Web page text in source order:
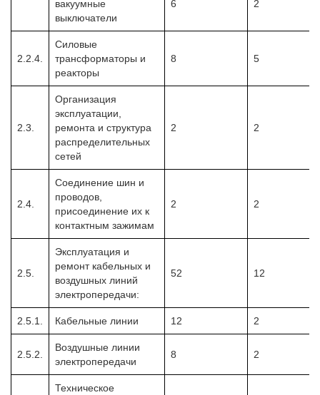
вакуумные
выключатели
6 2
2.2.4.
Силовые
трансформаторы и
реакторы
8 5
2.3.
Организация
эксплуатации,
ремонта и структура
распределительных
сетей
2 2
2.4.
Соединение шин и
проводов,
присоединение их к
контактным зажимам
2 2
2.5.
Эксплуатация и
ремонт кабельных и
воздушных линий
электропередачи:
52 12
2.5.1. Кабельные линии 12 2
2.5.2.
Воздушные линии
электропередачи
8 2
Техническое